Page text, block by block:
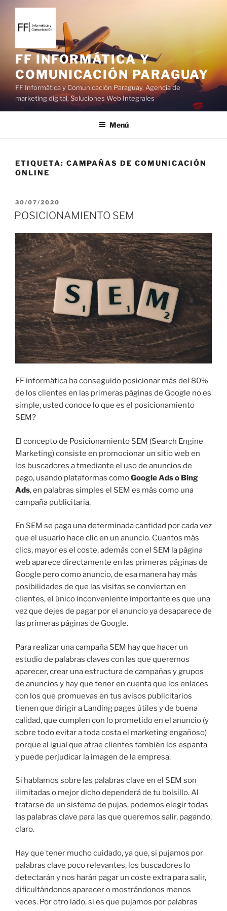
l
FF INFORMÁTICA Y
COMUNICACIÓN PARAGUAY
FF Informática y Comunicación Paraguay. Agencia de
marketing digital, Soluciones Web Integrales
Menú
ETIQUETA: CAMPAÑAS DE COMUNICACIÓN
ONLINE
P
U
B
I
C
A
D
O
E
L
30/07/2020
POSICIONAMIENTO SEM
FF informática ha conseguido posicionar más del 80%
de los clientes en las primeras páginas de Google no es
simple, usted conoce lo que es el posicionamiento
SEM?
El concepto de Posicionamiento SEM (Search Engine
Marketing) consiste en promocionar un sitio web en
los buscadores a tmediante el uso de anuncios de
pago, usando plataformas comoGoogle Ads o Bing
Ads, en palabras simples el SEM es más como una
campaña publicitaria.
En SEM se paga una determinada cantidad por cada vez
que el usuario hace clic en un anuncio. Cuantos más
clics, mayor es el coste, además con el SEM la página
web aparece directamente en las primeras páginas de
Google pero como anuncio, de esa manera hay más
posibilidades de que las visitas se conviertan en
clientes, el único inconveniente importante es que una
vez que dejes de pagar por el anuncio ya desaparece de
las primeras páginas de Google.
Para realizar una campaña SEM hay que hacer un
estudio de palabras claves con las que queremos
aparecer, crear una estructura de campañas y grupos
de anuncios y hay que tener en cuenta que los enlaces
con los que promuevas en tus avisos publicitarios
tienen que dirigir a Landing pages útiles y de buena
calidad, que cumplen con lo prometido en el anuncio (y
sobre todo evitar a toda costa el marketing engañoso)
porque al igual que atrae clientes también los espanta
y puede perjudicar la imagen de la empresa.
Si hablamos sobre las palabras clave en el SEM son
ilimitadas o mejor dicho dependerá de tu bolsillo. Al
tratarse de un sistema de pujas, podemos elegir todas
las palabras clave para las que queremos salir, pagando,
claro.
Hay que tener mucho cuidado, ya que, si pujamos por
palabras clave poco relevantes, los buscadores lo
detectarán y nos harán pagar un coste extra para salir,
dificultándonos aparecer o mostrándonos menos
veces. Por otro lado, si es que pujamos por palabras